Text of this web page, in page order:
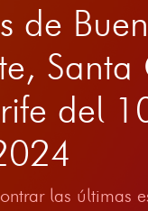
de
Santa
del
las últimas